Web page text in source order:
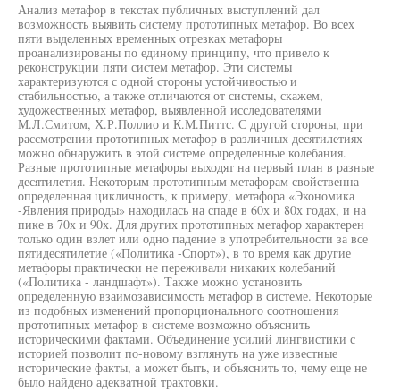
Анализ метафор в текстах публичных выступлений дал
возможность выявить систему прототипных метафор. Во всех
пяти выделенных временных отрезках метафоры
проанализированы по единому принципу, что привело к
реконструкции пяти систем метафор. Эти системы
характеризуются с одной стороны устойчивостью и
стабильностью, а также отличаются от системы, скажем,
художественных метафор, выявленной исследователями
М.Л.Смитом, Х.Р.Поллио и К.М.Питтс. С другой стороны, при
рассмотрении прототипных метафор в различных десятилетиях
можно обнаружить в этой системе определенные колебания.
Разные прототипные метафоры выходят на первый план в разные
десятилетия. Некоторым прототипным метафорам свойственна
определенная цикличность, к примеру, метафора «Экономика
-Явления природы» находилась на спаде в 60х и 80х годах, и на
пике в 70х и 90х. Для других прототипных метафор характерен
только один взлет или одно падение в употребительности за все
пятидесятилетие («Политика -Спорт»), в то время как другие
метафоры практически не переживали никаких колебаний
(«Политика - ландшафт»). Также можно установить
определенную взаимозависимость метафор в системе. Некоторые
из подобных изменений пропорционального соотношения
прототипных метафор в системе возможно объяснить
историческими фактами. Объединение усилий лингвистики с
историей позволит по-новому взглянуть на уже известные
исторические факты, а может быть, и объяснить то, чему еще не
было найдено адекватной трактовки.